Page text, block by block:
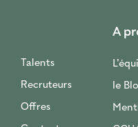
Talents
Recruteurs
Offres
A
le